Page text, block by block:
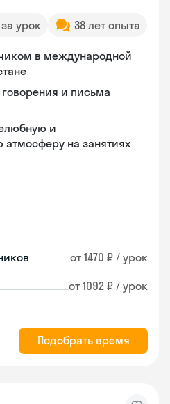
за урок 38 лет опыта
в международной
и письма
и
на занятиях
от 1470 ₽ / урок
от 1092 ₽ / урок
Подобрать время